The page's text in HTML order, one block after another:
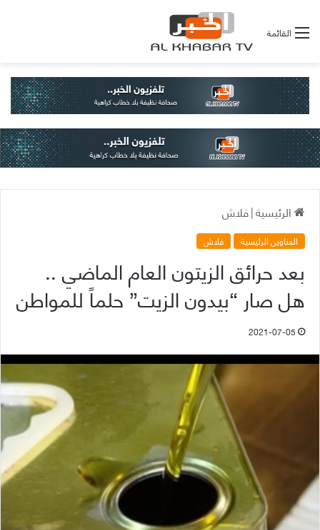
القائمة
الرئيسية|فلاش
العناوين الرئيسية فلاش
بعد حرائق الزيتون العام الماضي ..
هل صار “بيدون الزيت” حلماً للمواطن
2021-07-05